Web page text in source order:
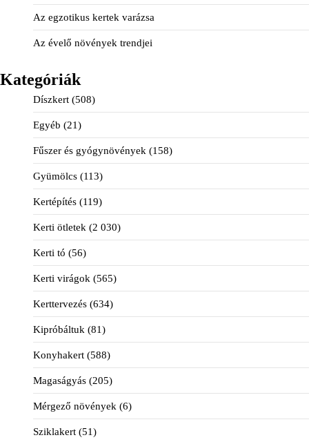
Az egzotikus kertek varázsa
Az évelő növények trendjei
Kategóriák
Díszkert (508)
Egyéb (21)
Fűszer és gyógynövények (158)
Gyümölcs (113)
Kertépítés (119)
Kerti ötletek (2 030)
Kerti tó (56)
Kerti virágok (565)
Kerttervezés (634)
Kipróbáltuk (81)
Konyhakert (588)
Magaságyás (205)
Mérgező növények (6)
Sziklakert (51)